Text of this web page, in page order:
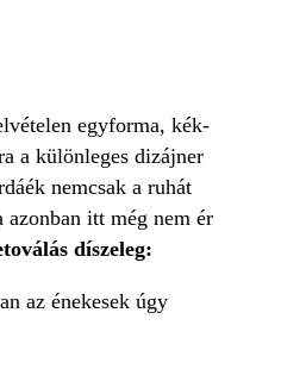
egyforma, kék-
a különleges dizájner
nemcsak a ruhát
azonban itt még nem ér
díszeleg:
az énekesek úgy